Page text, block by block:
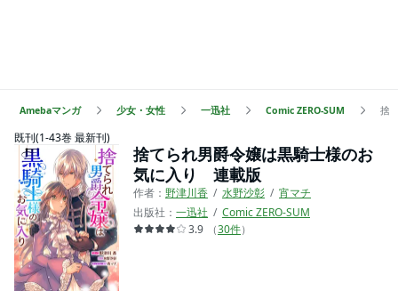
Amebaマンガ 少女・女性 一迅社 Comic ZERO-SUM 捨
既刊(1-43巻 最新刊)
捨てられ男爵令嬢は黒騎士様のお
気に入り 連載版
作者： 野津川香 水野沙彰
宵マチ
出版社： 一迅社
Comic ZERO-SUM
3.9
（30件）